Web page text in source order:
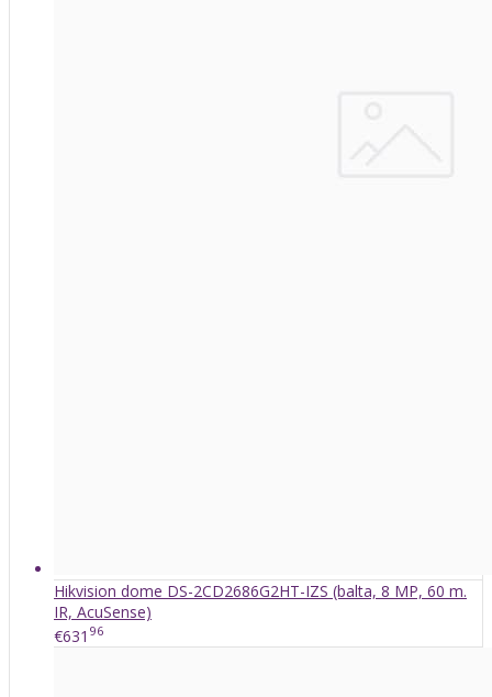
Hikvision dome DS-2CD2686G2HT-IZS (balta, 8 MP, 60 m.
IR, AcuSense)
€631 96